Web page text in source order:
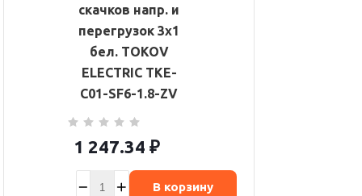
скачков напр. и
перегрузок 3х1
бел. TOKOV
ELECTRIC TKE-
C01-SF6-1.8-ZV
1 247.34 ₽
В корзину